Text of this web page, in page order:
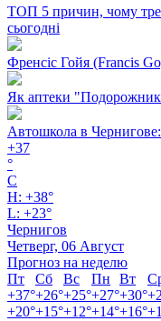
ТОП 5 причин, чому
сьогодні
Френсіс Гойя (Francis
Як аптеки
Автошкола в
+37
°
C
H: +38°
L: +23°
Чернигов
Четверг, 06 Август
Прогноз на неделю
Пт
Сб Вс Пн Вт
+37°+26°+25°+27°+30°+
+20°+15°+12°+14°+16°+